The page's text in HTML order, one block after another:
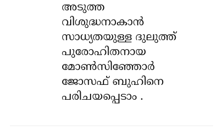
അടുത്ത
വിശുദ്ധനാകാൻ
സാധ്യതയുള്ള ദുലുത്ത്
പുരോഹിതനായ
മോൺസിഞ്ഞോർ
ജോസഫ് ബുഹിനെ
പരിചയപ്പെടാം .